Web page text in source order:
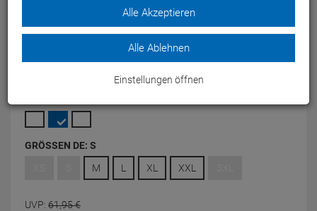
Herstellernummer: 004911
Mit demArena Team Line unisex Trainings Jacket knitted poly
GRÖSSEN DE: S
M L XL XXL
UVP: 61,95€
Alle Akzeptieren
Alle Ablehnen
Einstellungen öffnen